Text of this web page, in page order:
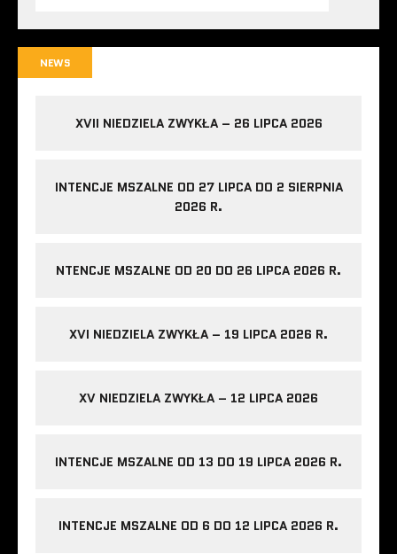
NEWS
XVII NIEDZIELA ZWYKŁA – 26 LIPCA 2026
INTENCJE MSZALNE OD 27 LIPCA DO 2 SIERPNIA
2026 R.
NTENCJE MSZALNE OD 20 DO 26 LIPCA 2026 R.
XVI NIEDZIELA ZWYKŁA – 19 LIPCA 2026 R.
XV NIEDZIELA ZWYKŁA – 12 LIPCA 2026
INTENCJE MSZALNE OD 13 DO 19 LIPCA 2026 R.
INTENCJE MSZALNE OD 6 DO 12 LIPCA 2026 R.